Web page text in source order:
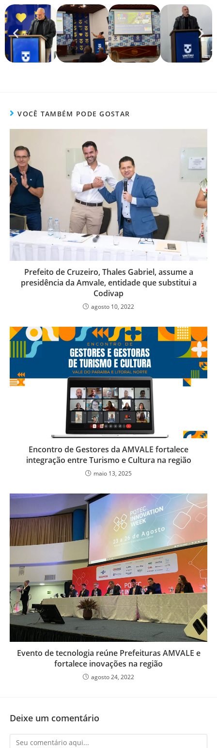
VOCÊ TAMBÉM PODE GOSTAR
Prefeito de Cruzeiro, Thales Gabriel, assume a
presidência da Amvale, entidade que substitui a
Codivap
agosto 10, 2022
Encontro de Gestores da AMVALE fortalece
integração entre Turismo e Cultura na região
maio 13, 2025
Evento de tecnologia reúne Prefeituras AMVALE e
fortalece inovações na região
agosto 24, 2022
Deixe um comentário